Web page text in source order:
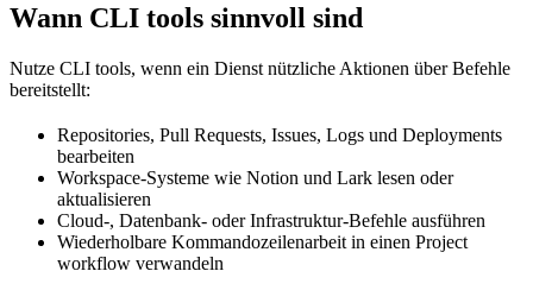
Wann CLI tools sinnvoll sind
Nutze CLI tools, wenn ein Dienst nützliche Aktionen über Befehle
bereitstellt:
Repositories, Pull Requests, Issues, Logs und Deployments
bearbeiten
Workspace-Systeme wie Notion und Lark lesen oder
aktualisieren
Cloud-, Datenbank- oder Infrastruktur-Befehle ausführen
Wiederholbare Kommandozeilenarbeit in einen Project
workflow verwandeln